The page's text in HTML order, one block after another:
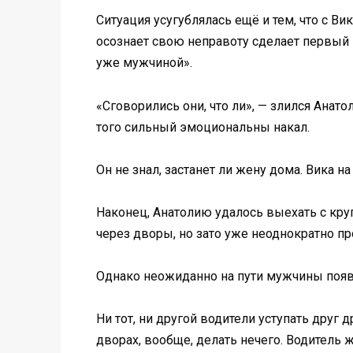
Ситуация усугублялась ещё и тем, что с
осознает свою неправоту сделает
уже мужчиной».
«Сговорились они, что ли», — злился
того сильный эмоциональны накал.
Он не знал, застанет ли жену дома. Вика
Наконец, Анатолию удалось выехать с
через дворы, но зато уже неоднократно
Однако неожиданно на пути мужчины
Ни тот, ни другой водители уступать
дворах, вообще, делать нечего. Водитель